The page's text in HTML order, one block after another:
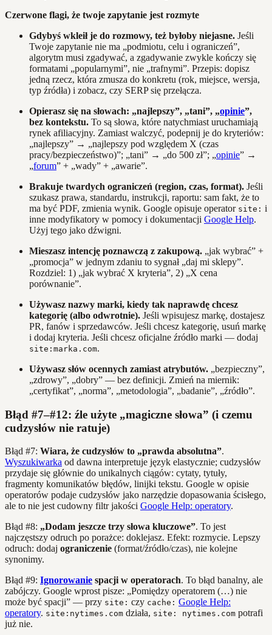
Czerwone flagi, że twoje zapytanie jest rozmyte
Gdybyś wkleił je do rozmowy, też byłoby niejasne. Jeśli
Twoje zapytanie nie ma „podmiotu, celu i ograniczeń”,
algorytm musi zgadywać, a zgadywanie zwykle kończy się
formatami „popularnymi”, nie „trafnymi”. Przepis: dopisz
jedną rzecz, która zmusza do konkretu (rok, miejsce, wersja,
typ źródła) i zobacz, czy SERP się przełącza.
Opierasz się na słowach: „najlepszy”, „tani”, „opinie”,
bez kontekstu. To są słowa, które natychmiast uruchamiają
rynek afiliacyjny. Zamiast walczyć, podepnij je do kryteriów:
„najlepszy” → „najlepszy pod względem X (czas
pracy/bezpieczeństwo)”; „tani” → „do 500 zł”; „opinie” →
„forum” + „wady” + „awarie”.
Brakuje twardych ograniczeń (region, czas, format). Jeśli
szukasz prawa, standardu, instrukcji, raportu: sam fakt, że to
ma być PDF, zmienia wynik. Google opisuje operator site: i
inne modyfikatory w pomocy i dokumentacji Google Help.
Użyj tego jako dźwigni.
Mieszasz intencję poznawczą z zakupową. „jak wybrać” +
„promocja” w jednym zdaniu to sygnał „daj mi sklepy”.
Rozdziel: 1) „jak wybrać X kryteria”, 2) „X cena
porównanie”.
Używasz nazwy marki, kiedy tak naprawdę chcesz
kategorię (albo odwrotnie). Jeśli wpisujesz markę, dostajesz
PR, fanów i sprzedawców. Jeśli chcesz kategorię, usuń markę
i dodaj kryteria. Jeśli chcesz oficjalne źródło marki — dodaj
site:marka.com.
Używasz słów ocennych zamiast atrybutów. „bezpieczny”,
„zdrowy”, „dobry” — bez definicji. Zmień na miernik:
„certyfikat”, „norma”, „metodologia”, „badanie”, „źródło”.
Błąd #7–#12: źle użyte „magiczne słowa” (i czemu
cudzysłów nie ratuje)
Błąd #7: Wiara, że cudzysłów to „prawda absolutna”.
Wyszukiwarka od dawna interpretuje język elastycznie; cudzysłów
przydaje się głównie do unikalnych ciągów: cytaty, tytuły,
fragmenty komunikatów błędów, linijki tekstu. Google w opisie
operatorów podaje cudzysłów jako narzędzie dopasowania ścisłego,
ale to nie jest cudowny filtr jakości Google Help: operatory.
Błąd #8: „Dodam jeszcze trzy słowa kluczowe”. To jest
najczęstszy odruch po porażce: doklejasz. Efekt: rozmycie. Lepszy
odruch: dodaj ograniczenie (format/źródło/czas), nie kolejne
synonimy.
Błąd #9: Ignorowanie spacji w operatorach. To błąd banalny, ale
zabójczy. Google wprost pisze: „Pomiędzy operatorem (…) nie
może być spacji” — przy site: czy cache: Google Help:
operatory. site:nytimes.com działa, site: nytimes.com potrafi
już nie.